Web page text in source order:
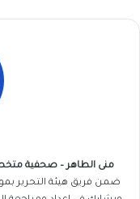
منى الطاهر – صحفية
ضمن فريق هيئة التحرير